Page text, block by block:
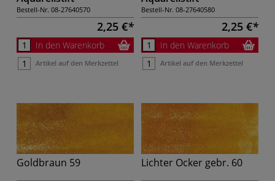
Bestell-Nr. 08-27640570
2,25 €
In den Warenkorb
Artikel auf den Merkzettel
Bestell-Nr. 08-27640580
2,25 €
In den Warenkorb
Artikel auf den Merkzettel
Goldbraun 59 Lichter Ocker gebr. 60